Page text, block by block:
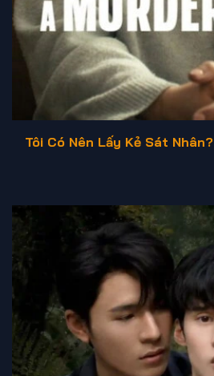
Tôi Có Nên Lấy Kẻ Sát Nhân?